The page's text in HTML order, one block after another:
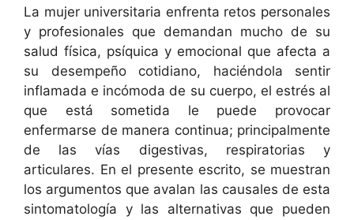
La mujer universitaria enfrenta retos personales
y profesionales que demandan mucho de su
salud física, psíquica y emocional que afecta a
su desempeño cotidiano, haciéndola sentir
inflamada e incómoda de su cuerpo, el estrés al
que está sometida le puede provocar
enfermarse de manera continua; principalmente
de las vías digestivas, respiratorias y
articulares. En el presente escrito, se muestran
los argumentos que avalan las causales de esta
sintomatología y las alternativas que pueden